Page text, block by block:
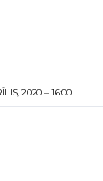
2020 16:00